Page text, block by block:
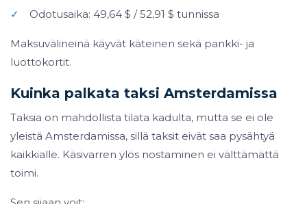
✓
Odotusaika: 49,64 $ / 52,91 $ tunnissa
Maksuvälineinä käyvät käteinen sekä pankki- ja
luottokortit.
Kuinka palkata taksi Amsterdamissa
Taksia on mahdollista tilata kadulta, mutta se ei ole
yleistä Amsterdamissa, sillä taksit eivät saa pysähtyä
kaikkialle. Käsivarren ylös nostaminen ei välttämättä
toimi.